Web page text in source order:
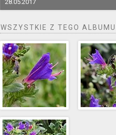
28.05.2017
WSZYSTKIE Z TEGO ALBUMU